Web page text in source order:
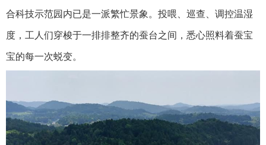
合科技示范园内已是一派繁忙景象。投喂、巡查、调控温湿
度，工人们穿梭于一排排整齐的蚕台之间，悉心照料着蚕宝
宝的每一次蜕变。